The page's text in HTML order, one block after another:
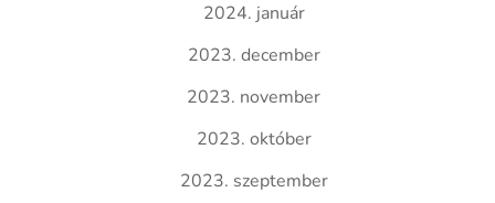
2024. január
2023. december
2023. november
2023. október
2023. szeptember